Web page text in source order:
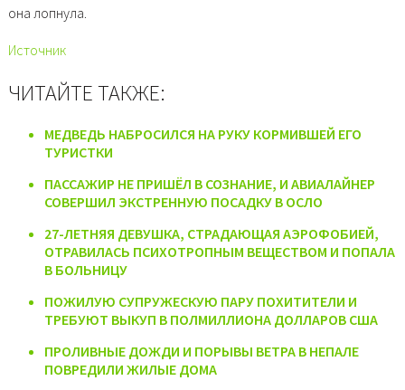
она лопнула.
Источник
ЧИТАЙТЕ ТАКЖЕ:
МЕДВЕДЬ НАБРОСИЛСЯ НА РУКУ КОРМИВШЕЙ ЕГО
ТУРИСТКИ
ПАССАЖИР НЕ ПРИШЁЛ В СОЗНАНИЕ, И АВИАЛАЙНЕР
СОВЕРШИЛ ЭКСТРЕННУЮ ПОСАДКУ В ОСЛО
27-ЛЕТНЯЯ ДЕВУШКА, СТРАДАЮЩАЯ АЭРОФОБИЕЙ,
ОТРАВИЛАСЬ ПСИХОТРОПНЫМ ВЕЩЕСТВОМ И ПОПАЛА
В БОЛЬНИЦУ
ПОЖИЛУЮ СУПРУЖЕСКУЮ ПАРУ ПОХИТИТЕЛИ И
ТРЕБУЮТ ВЫКУП В ПОЛМИЛЛИОНА ДОЛЛАРОВ США
ПРОЛИВНЫЕ ДОЖДИ И ПОРЫВЫ ВЕТРА В НЕПАЛЕ
ПОВРЕДИЛИ ЖИЛЫЕ ДОМА